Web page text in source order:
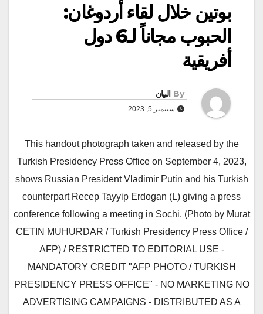
بوتين خلال لقاء أردوغان:
الحبوب مجاناً لـ6 دول
أفريقية
By البيان
سبتمبر 5, 2023
This handout photograph taken and released by the
Turkish Presidency Press Office on September 4, 2023,
shows Russian President Vladimir Putin and his Turkish
counterpart Recep Tayyip Erdogan (L) giving a press
conference following a meeting in Sochi. (Photo by Murat
CETIN MUHURDAR / Turkish Presidency Press Office /
AFP) / RESTRICTED TO EDITORIAL USE -
MANDATORY CREDIT "AFP PHOTO / TURKISH
PRESIDENCY PRESS OFFICE" - NO MARKETING NO
ADVERTISING CAMPAIGNS - DISTRIBUTED AS A